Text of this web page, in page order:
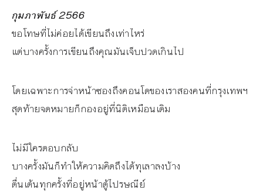
กุมภาพันธ์ 2566
ขอโทษที่ไม่ค่อยได้เขียนถึงเท่าไหร่
แต่บางครั้งการเขียนถึงคุณมันเจ็บปวดเกินไป
โดยเฉพาะการจ่าหน้าซองถึงคอนโดของเราสองคนที่กรุงเทพฯ
สุดท้ายจดหมายก็กองอยู่ที่นิติเหมือนเดิม
ไม่มีใครตอบกลับ
บางครั้งมันก็ทำให้ความคิดถึงได้ทุเลาลงบ้าง
ตื่นเต้นทุกครั้งที่อยู่หน้าตู้ไปรษณีย์